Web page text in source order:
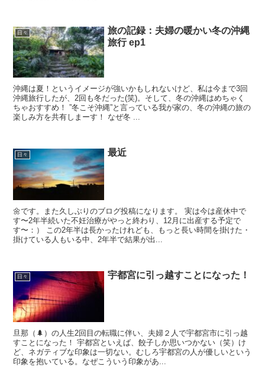
日々
旅の記録：夫婦の暖かい冬の沖縄
旅行 ep1
沖縄は夏！というイメージが強いかもしれないけど、私は今まで3回
沖縄旅行したが、2回も冬だった(笑)。そして、冬の沖縄はめちゃく
ちゃおすすめ！ ”冬こそ沖縄”と言っている我が家の、冬の沖縄の旅の
楽しみ方を共有しまーす！ なぜ冬 ...
日々 最近
🌼です。また久しぶりのブログ投稿になります。 実は今は産休中で
す〜2年半続いた不妊治療がやっと終わり、12月に出産する予定で
す〜：） この2年半は長かったけれども、もっと長い時間を掛けた・
掛けている人もいる中、2年半で結果が出...
日々 宇都宮に引っ越すことになった！
旦那（🌲）の人生2回目の転職に伴い、夫婦２人で宇都宮市に引っ越
すことになった！ 宇都宮といえば、餃子しか思いつかない（笑）け
ど、ネガティブな印象は一切ない。むしろ宇都宮の人が優しいという
印象を抱いている。なぜこういう印象があ...